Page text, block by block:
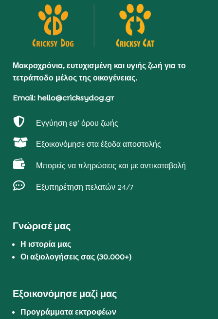
Μακροχρόνια, ευτυχισμένη και υγιής ζωή για το
τετράποδο μέλος της οικογένειας.
Email: hello@cricksydog.gr
 Εγγύηση εφ’ όρου ζωής
 Εξοικονόμησε στα έξοδα αποστολής
 Μπορείς να πληρώσεις και με αντικαταβολή
 Εξυπηρέτηση πελατών 24/7
Γνώρισέ μας
Η ιστορία μας
Οι αξιολογήσεις σας (30.000+)
Εξοικονόμησε μαζί μας
Προγράμματα εκτροφέων